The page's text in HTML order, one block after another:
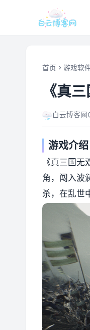
首页 游戏软
《真
白云博客网
游戏介绍
《真三国
角，闯入波
杀，在乱世